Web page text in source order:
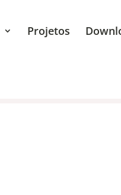
Projetos